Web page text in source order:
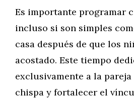
Es importante programar
incluso si son simples
casa después de que los
acostado. Este tiempo
exclusivamente a la
chispa y fortalecer el